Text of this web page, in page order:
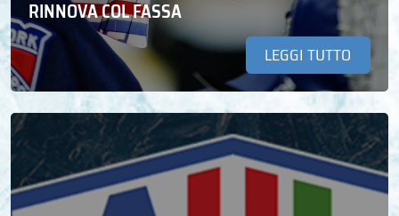
RINNOVA COL FASSA
LEGGI TUTTO